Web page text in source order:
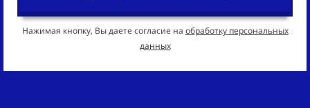
Нажимая кнопку, Вы даете согласие на обработку персональных
данных